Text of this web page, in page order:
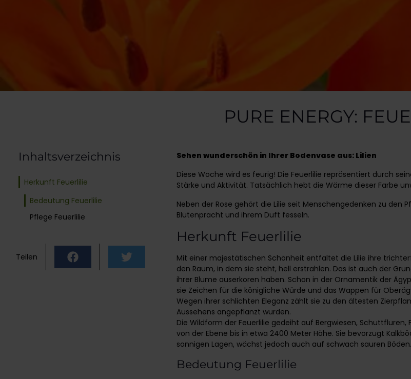
PURE ENERGY:
Inhaltsverzeichnis
Herkunft Feuerlilie
Bedeutung Feuerlilie
Pflege Feuerlilie
Teilen
Sehen wunderschön in Ihrer Bodenvase aus: Lilien
Diese Woche wird es feurig! Die Feuerlilie repräsentiert durch
Stärke und Aktivität. Tatsächlich hebt die Wärme dieser Farbe
Neben der Rose gehört die Lilie seit Menschengedenken zu den
Blütenpracht und ihrem Duft fesseln.
Herkunft Feuerlilie
Mit einer majestätischen Schönheit entfaltet die Lilie ihre
den Raum, in dem sie steht, hell erstrahlen. Das ist auch der
ihrer Blume auserkoren haben. Schon in der Ornamentik der
sie Zeichen für die königliche Würde und das Wappen für
Wegen ihrer schlichten Eleganz zählt sie zu den ältesten
Aussehens angepflanzt wurden.
Die Wildform der Feuerlilie gedeiht auf Bergwiesen, Schuttfluren,
von der Ebene bis in etwa 2400 Meter Höhe. Sie bevorzugt
sonnigen Lagen, wächst jedoch auch auf schwach sauren Böden.
Bedeutung Feuerlilie